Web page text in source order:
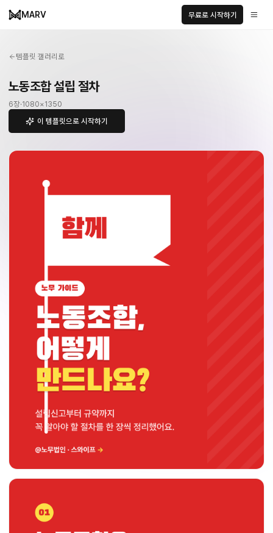
MARV 무료로 시작하기
템플릿 갤러리로
노동조합 설립 절차
6장·1080×1350
이 템플릿으로 시작하기